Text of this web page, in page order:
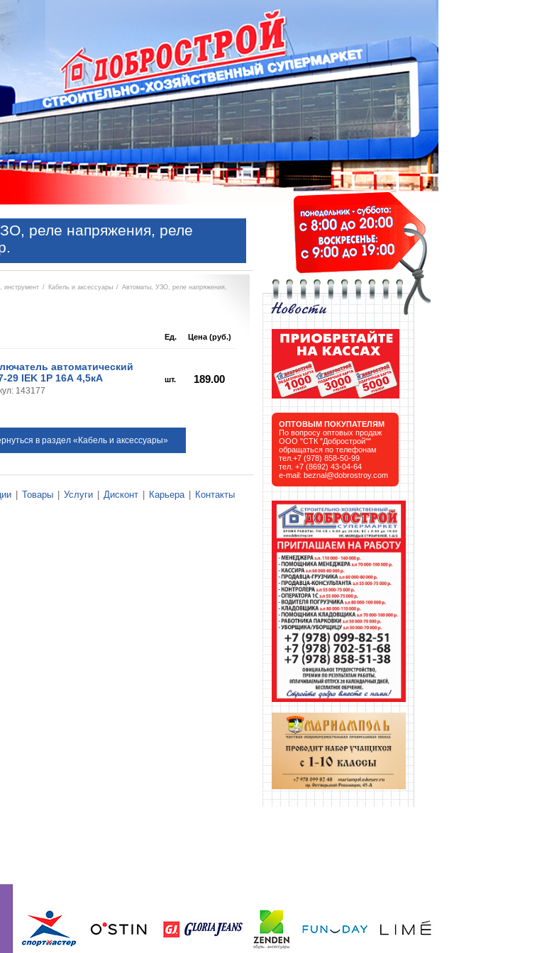
реле напряжения, реле
инструмент / Кабель и аксессуары / Автоматы, УЗО, реле напряжения,
Ед. Цена (руб.)
автоматический
29 IEK 1Р 16А 4,5кА
143177
шт. 189.00
в раздел «Кабель и аксессуары»
Товары Услуги Дисконт Карьера Контакты
ОПТОВЫМ ПОКУПАТЕЛЯМ
По вопросу оптовых продаж
ООО "СТК "Добрострой""
обращаться по телефонам
тел.+7 (978) 858-50-99
тел. +7 (8692) 43-04-64
e-mail: beznal@dobrostroy.com